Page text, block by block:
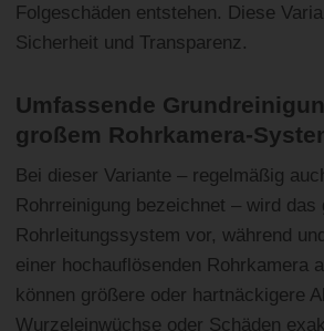
Folgeschäden entstehen. Diese
Sicherheit und Transparenz.
Umfassende
großem Rohrkamera-
Bei dieser Variante – regelmäßig
Rohrreinigung bezeichnet – wird
Rohrleitungssystem vor, während
einer hochauflösenden Rohrkamera
können größere oder hartnäckigere
Wurzeleinwüchse oder Schäden